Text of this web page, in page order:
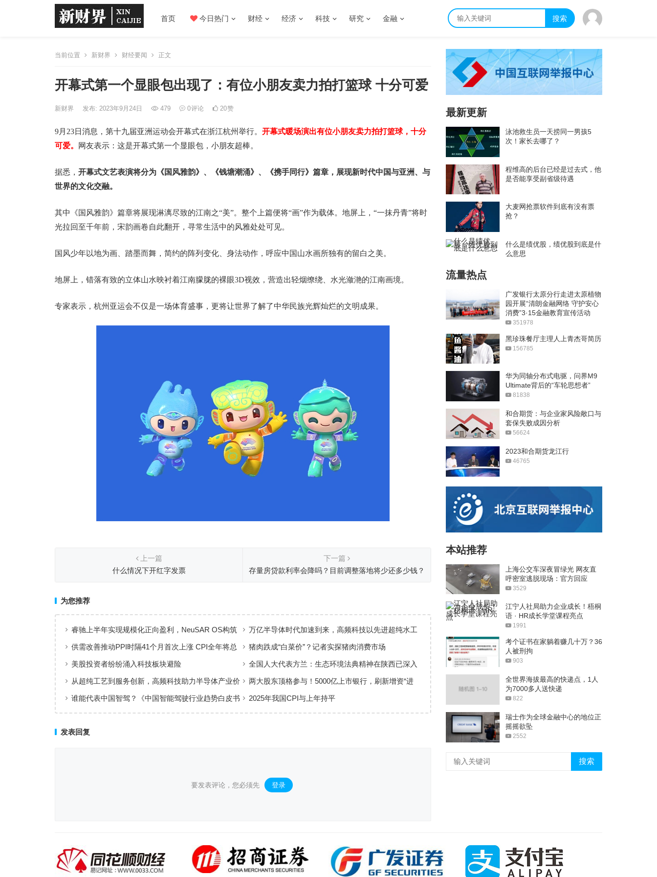
首页 今日热门 财经 经济 科技 研究 金融 搜索
当前位置 新财界 财经要闻 正文
开幕式第一个显眼包出现了：有位小朋友卖力拍打篮球 十分可爱
新财界 发布: 2023年9月24日 479 0评论 20赞
9月23日消息，第十九届亚洲运动会开幕式在浙江杭州举行。 开幕式暖场演出有位小朋友卖力拍打篮球，十分
可爱。
网友表示：这是开幕式第一个显眼包，小朋友超棒。
据悉， 开幕式文艺表演将分为《国风雅韵》、《钱塘潮涌》、《携手同行》篇章，展现新时代中国与亚洲、与
世界的文化交融。
其中《国风雅韵》篇章将展现淋漓尽致的江南之“美”。整个上篇便将“画”作为载体。地屏上，“一抹丹青”将时
光拉回至千年前，宋韵画卷自此翻开，寻常生活中的风雅处处可见。
国风少年以地为画、踏墨而舞，简约的阵列变化、身法动作，呼应中国山水画所独有的留白之美。
地屏上，错落有致的立体山水映衬着江南朦胧的裸眼3D视效，营造出轻烟缭绕、水光潋滟的江南画境。
专家表示，杭州亚运会不仅是一场体育盛事，更将让世界了解了中华民族光辉灿烂的文明成果。
上一篇
什么情况下开红字发票
下一篇
存量房贷款利率会降吗？目前调整落地将少还多少钱？
为您推荐
睿驰上半年实现规模化正向盈利，NeuSAR OS构筑
智能汽车软件增长新引擎
万亿半导体时代加速到来，高频科技以先进超纯水工
艺赋能高端制造
供需改善推动PPI时隔41个月首次上涨 CPI全年将总
体保持温和上涨趋势
猪肉跌成“白菜价”？记者实探猪肉消费市场
美股投资者纷纷涌入科技板块避险
全国人大代表方兰：生态环境法典精神在陕西已深入
人心
从超纯工艺到服务创新，高频科技助力半导体产业价
值共创
两大股东顶格参与！5000亿上市银行，刷新增资“进
谁能代表中国智驾？《中国智能驾驶行业趋势白皮书
2025年我国CPI与上年持平
发表回复
要发表评论，您必须先 登录 。
最新更新
泳池救生员一天捞同一男孩5
次！家长去哪了？
程维高的后台已经是过去式，他
是否能享受副省级待遇
大麦网抢票软件到底有没有票
抢？
什么是绩优股，绩优股到底是什
么意思
流量热点
广发银行太原分行走进太原植物
园开展“清朗金融网络 守护安心
消费”3·15金融教育宣传活动
351978
黑珍珠餐厅主理人上青杰哥简历
156785
华为同轴分布式电驱，问界M9
Ultimate背后的“车轮思想者”
81838
和合期货：与企业家风险敞口与
套保失败成因分析
56624
2023和合期货龙江行
46765
本站推荐
上海公交车深夜冒绿光 网友直
呼密室逃脱现场：官方回应
3529
江宁人社局助力企业成长！梧桐
语 · HR成长学堂课程亮点
1991
考个证书在家躺着赚几十万？36
人被刑拘
903
全世界海拔最高的快递点，1人
为7000多人送快递
822
瑞士作为全球金融中心的地位正
摇摇欲坠
2552
搜索